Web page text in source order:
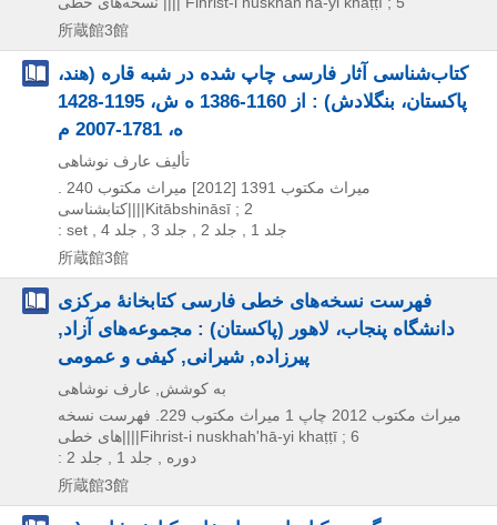
所蔵館3館
کتاب‌شناسى آثار فارسى چاپ شده در شبه قاره (هند،
پاکستان، بنگلادش) : از 1160-1386 ه ش، 1195-1428
ه، 1781-2007 م
تأليف عارف نوشاهى
میراث مکتوب 1391 [2012]
کتابشناسی||||Kitābshināsī ; 2
: set , جلد 1 , جلد 2 , جلد 3 , جلد 4
所蔵館3館
فهرست نسخه‌های خطی فارسی کتابخانۀ مرکزی
دانشگاه پنجاب، لاهور (پاکستان) : مجموعه‌های آزاد,
پیرزاده, شیرانی, کیفی و عمومی
به کوشش, عارف نوشاهی
میراث مکتوب 2012 چاپ 1
ميراث مکتوب 229. فهرست نسخه
های خطی||||Fihrist-i nuskhahʹhā-yi khaṭṭī ; 6
: دوره , جلد 1 , جلد 2
所蔵館3館